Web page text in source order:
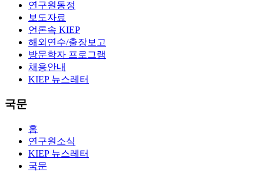
연구원동정
보도자료
언론속 KIEP
해외연수/출장보고
방문학자 프로그램
채용안내
KIEP 뉴스레터
국문
홈
연구원소식
KIEP 뉴스레터
국문